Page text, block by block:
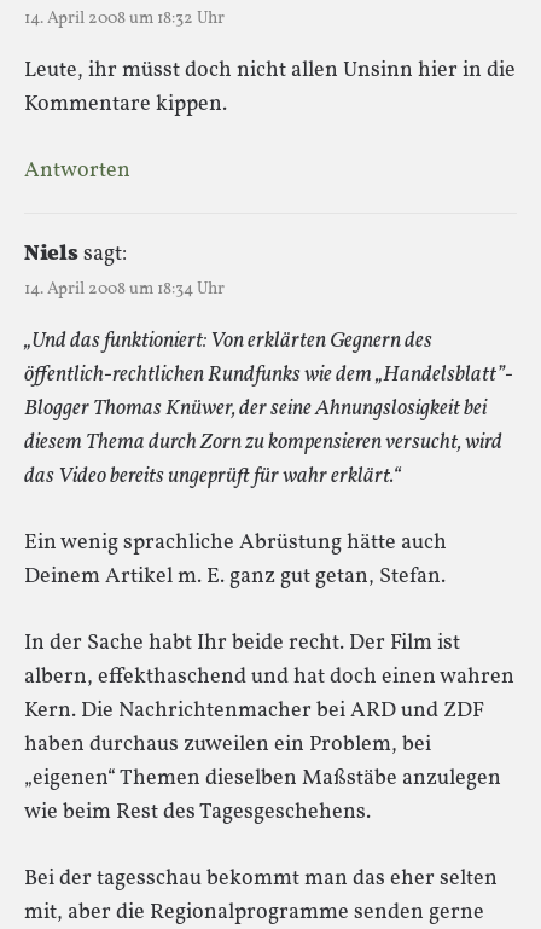
14. April 2008 um 18:32 Uhr
Leute, ihr müsst doch nicht allen Unsinn hier in die
Kommentare kippen.
Antworten
Nielssagt:
14. April 2008 um 18:34 Uhr
„Und das funktioniert: Von erklärten Gegnern des
öffentlich-rechtlichen Rundfunks wie dem „Handelsblatt”-
Blogger Thomas Knüwer, der seine Ahnungslosigkeit bei
diesem Thema durch Zorn zu kompensieren versucht, wird
das Video bereits ungeprüft für wahr erklärt.“
Ein wenig sprachliche Abrüstung hätte auch
Deinem Artikel m. E. ganz gut getan, Stefan.
In der Sache habt Ihr beide recht. Der Film ist
albern, effekthaschend und hat doch einen wahren
Kern. Die Nachrichtenmacher bei ARD und ZDF
haben durchaus zuweilen ein Problem, bei
„eigenen“ Themen dieselben Maßstäbe anzulegen
wie beim Rest des Tagesgeschehens.
Bei der tagesschau bekommt man das eher selten
mit, aber die Regionalprogramme senden gerne